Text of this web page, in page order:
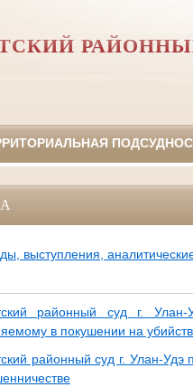
выступления,
районный суд г.
в покушении на
районный суд г. Улан-Удэ